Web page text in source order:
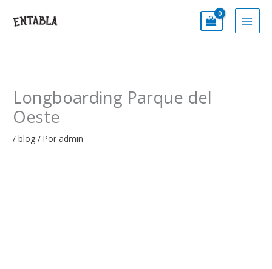
Longboarding Parque del
Oeste
/blog / Por admin